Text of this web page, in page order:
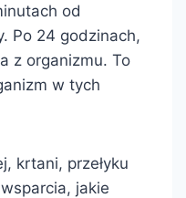
od
Po 24 godzinach,
z organizmu. To
w tych
krtani, przełyku
jakie